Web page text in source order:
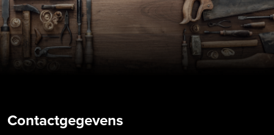
Contactgegevens